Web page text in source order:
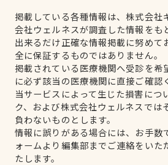
掲載している各種情報は、株式会社
会社ウェルネスが調査した情報をも
出来るだけ正確な情報掲載に努めて
全に保証するものではありません。
掲載されている医療機関へ受診を希
に必ず該当の医療機関に直接ご確認
当サービスによって生じた損害につ
ク、および株式会社ウェルネスでは
負わないものとします。
情報に誤りがある場合には、お手数
ォームより編集部までご連絡をいた
たします。